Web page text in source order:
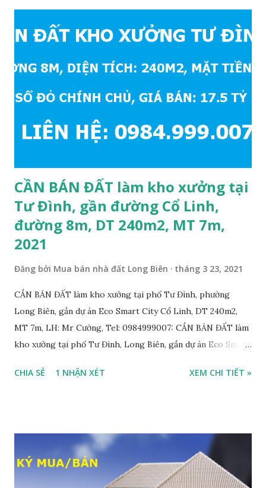
Khối khoảng 300m. Cách vòng xuyến cuối đường Cổ Linh và
sẽ rất đẹp, lý tưởng để ở, văn phòng, hoặc xây căn hộ cho
10m và vỉa hè rộng 3m, hướng Đông Nam; * Pháp lý: sổ đỏ
chính chủ; * Giá bán: 6.15 tỷ, có thương lượng với khách
thiện chí mua; Liên hệ: Mr Cường, Tel: 0984999007...
CẦN BÁN ĐẤT làm kho xưởng tại
Tư Đình, gần đường Cổ Linh,
đường 8m, DT 240m2, MT 7m,
2021
Đăng bởi Mua bán nhà đất Long Biên tháng 3 23, 2021
CẦN BÁN ĐẤT làm kho xưởng tại phố Tư Đình, phường
Long Biên, gần dự án Eco Smart City Cổ Linh, DT 240m2,
MT 7m, LH: Mr Cường, Tel: 0984999007: CẦN BÁN ĐẤT làm
kho xưởng tại phố Tư Đình, Long Biên, gần dự án Eco Smart
nằm trên mặt ngõ thông, đường rộng 8m, 2 ô tô tránh nhau;
bán: 17,5 tỷ, có thương lượng với khách thiện chí mua nhanh;
THÔNG TIN TIỆN ÍCH XUNG QUANH MẢNH ĐẤT LÀM
KHO XƯỞNG TẠI PHỐ TƯ ĐÌNH CẦN BÁN: • Đất nằm trên
CHIA SẺ 1 NHẬN XÉT XEM CHI TIẾT »